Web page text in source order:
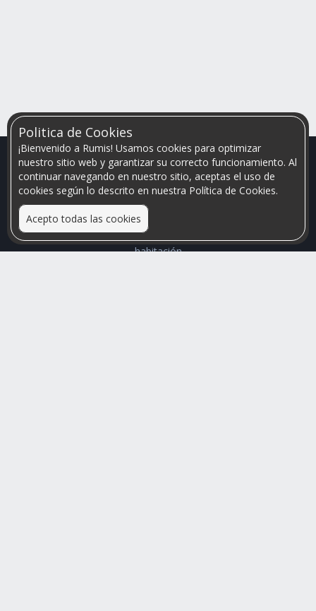
Politica de Cookies
¡Bienvenido a Rumis! Usamos cookies para optimizar
nuestro sitio web y garantizar su correcto funcionamiento. Al
continuar navegando en nuestro sitio, aceptas el uso de
cookies según lo descrito en nuestra Política de Cookies.
Acepto todas las cookies
Relacionamos personas que arriendan con las que buscan una
habitación